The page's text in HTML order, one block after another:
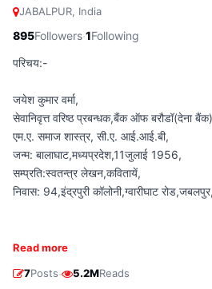
JABALPUR, India
895Followers·1Following
परिचय:-
जयेश कुमार वर्मा,
सेवानिवृत्त वरिष्ठ प्रबन्धक,बैंक ऑफ बरौडॉ(देना बैंक)
एम.ए. समाज शास्त्र, सी.ए. आई.आई.बी,
जन्म: बालाघाट,मध्यप्रदेश,11जुलाई 1956,
सम्प्रति:स्वतन्त्र लेखन,कवितायें,
निवास: 94,इंद्रपुरी कॉलोनी,ग्वारीघाट
Read more
7Posts· 5.2MReads